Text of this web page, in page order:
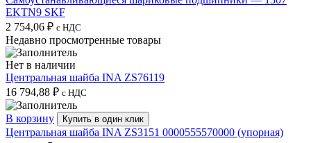
EKTN9 SKF
2 754,06 ₽ с НДС
Недавно просмотренные товары
Нет в наличии
Центральная шайба INA ZS76119
16 794,88 ₽ с НДС
В корзину Купить в один клик
Центральная шайба INA ZS3151 0000555570000 (упорная)